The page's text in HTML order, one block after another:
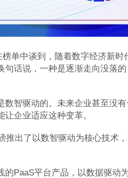
单中谈到，随着数字经济新
话说，一种是逐渐走向没落
智驱动的。未来企业甚至没
企业适应这种变革。
出了以数智驱动为核心技术
PaaS平台产品，以数据驱动